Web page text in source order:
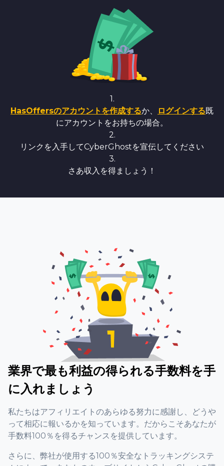
1.
HasOffersのアカウントを作成するか、 ログインする既
にアカウントをお持ちの場合。
2.
リンクを入手してCyberGhostを宣伝してください
3.
さあ収入を得ましょう！
業界で最も利益の得られる手数料を手
に入れましょう
私たちはアフィリエイトのあらゆる努力に感謝し、どうや
って相応に報いるかを知っています。だからこそあなたが
手数料100％を得るチャンスを提供しています。
さらに、弊社が使用する100％安全なトラッキングシステ